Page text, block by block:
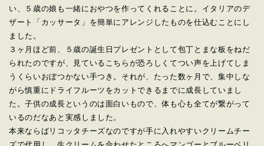
い、５歳の娘も一緒におやつを作ってくれることに。イタリアのデ
ザート「カッサータ」を簡単にアレンジしたものを仕込むことにし
ました。
３ヶ月ほど前、５歳の誕生日プレゼントとして包丁とまな板をねだ
られたのですが、見ているこちらが恐ろしくてつい声を上げてしま
うくらいおぼつかない手つき。それが、たった数ヶ月で、集中しな
がら慎重にドライフルーツをカットできるまでに成長していまし
た。子供の成長というのは面白いもので、体も心も全てが繋がって
いるのだなあと実感しました。
本来ならばリコッタチーズなのですが手に入れやすいクリームチー